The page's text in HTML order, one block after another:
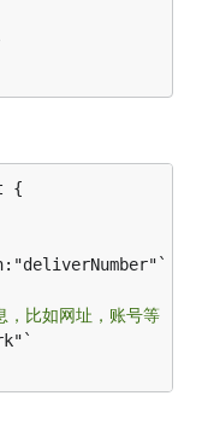
{
，比如网址，账号等